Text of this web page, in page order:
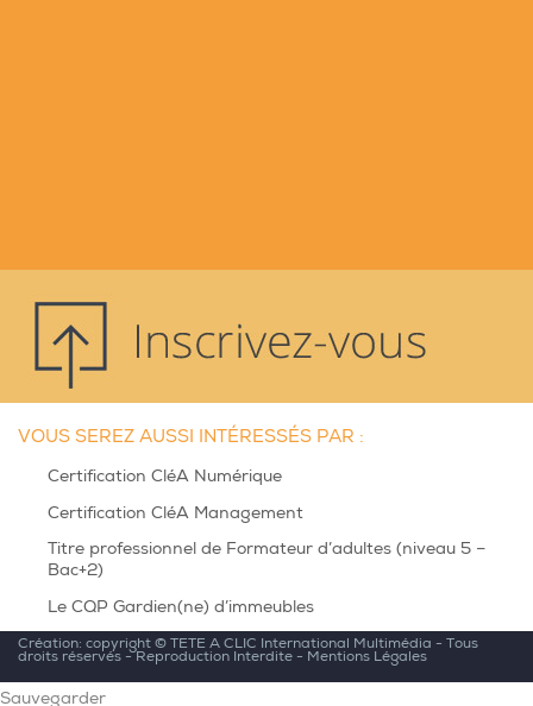
VOUS SEREZ AUSSI INTÉRESSÉS PAR :
Certification CléA Numérique
Certification CléA Management
Titre professionnel de Formateur d’adultes (niveau 5 –
Bac+2)
Le CQP Gardien(ne) d’immeubles
Création: copyright ©TETE A CLIC International Multimédia - Tous
droits réservés - Reproduction Interdite - Mentions Légales
Sauvegarder